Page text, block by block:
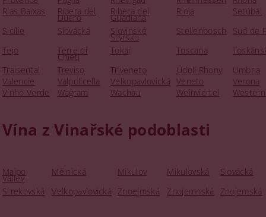
Rias Baixas
Ribera del
Duero
Ribera del
Guadiana
Rioja
Setúbal
Sicílie
Slovácká Slovinské
Štýrsko
Stellenbosch
Sud de
Tejo
Terre di
Chieti
Tokaj Toscana
Traisental
Treviso Triveneto Údolí Rhony
Umbria
Valencie
Valpolicella Velkopavlovická Veneto
Verona
Vinho Verde
Wagram Wachau Weinviertel
Vína z Vinařské podoblasti
Maipo
Valley
Mělnická Mikulov Mikulovská
Slovácká
Strekovská
Velkopavlovická Znoejmská Znojemnská Znojemská